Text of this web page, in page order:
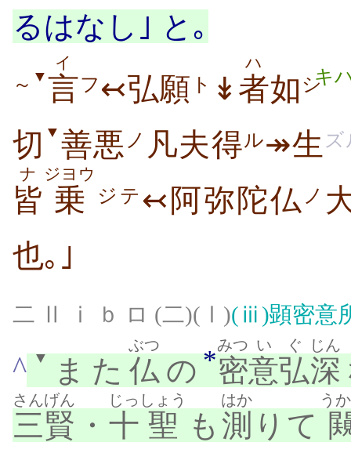
るはなし｣ と｡
～ ▼言
イ
フ ↢弘願 ト ↡ 者
ハ
如 シキ
切 ▼ 善悪 ノ 凡夫得ル↠生
皆
ナ
乗
ジヨウ
ジテ ↢阿弥陀仏 ノ
也｡｣
二 Ⅱ ⅰ ｂ ロ (二)(Ⅰ)(ⅲ)顕密意
^▼ また 仏
ぶつ
の *密
みつ
意
い
弘
ぐ
深
じん
三賢
さんげん
・ 十
じっ
聖
しょう
も 測
はか
りて
う